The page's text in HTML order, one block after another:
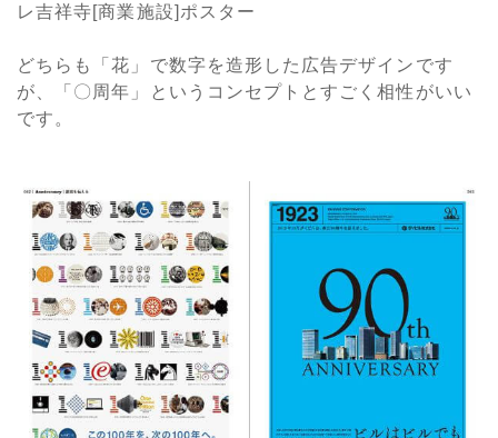
レ吉祥寺[商業施設]ポスター
どちらも「花」で数字を造形した広告デザインです
が、「〇周年」というコンセプトとすごく相性がいい
です。